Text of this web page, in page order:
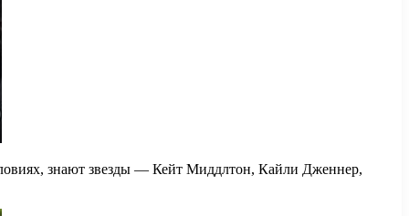
знают звезды — Кейт Миддлтон, Кайли Дженнер,